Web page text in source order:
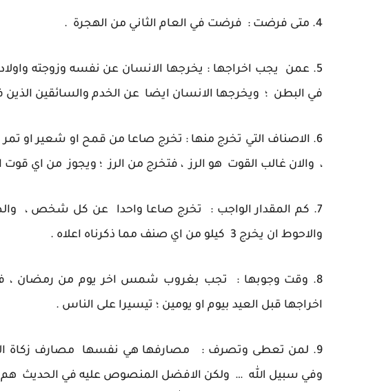
4. متى فرضت : فرضت في العام الثاني من الهجرة .
5. عمن يجب اخراجها : يخرجها الانسان عن نفسه وزوجته
في البطن ؛ ويخرجها الانسان ايضا عن الخدم والسائقين الذين
6. الاصناف التي تخرج منها : تخرج صاعا من قمح او شعير او
، والان غالب القوت هو الرز ، فتخرج من الرز ؛ ويجوز من اي
والاحوط ان يخرج 3 كيلو من اي صنف مما ذكرناه اعلاه .
8. وقت وجوبها : تجب بغروب شمس اخر يوم من رمضان ،
اخراجها قبل العيد بيوم او يومين ؛ تيسيرا على الناس .
9. لمن تعطى وتصرف : مصارفها هي نفسها مصارف زكاة
وفي سبيل الله … ولكن الافضل المنصوص عليه في الحديث